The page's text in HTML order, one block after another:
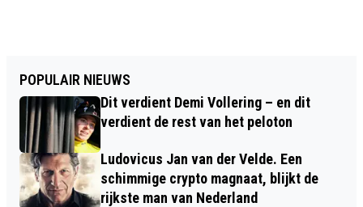
POPULAIR NIEUWS
Dit verdient Demi Vollering – en dit
verdient de rest van het peloton
Ludovicus Jan van der Velde. Een
schimmige crypto magnaat, blijkt de
rijkste man van Nederland